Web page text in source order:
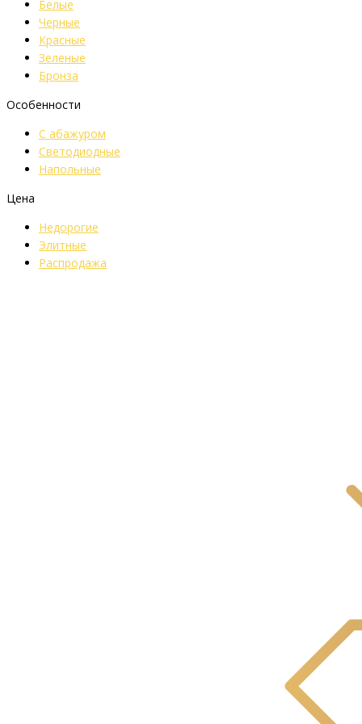
Белые
Черные
Красные
Зеленые
Бронза
Особенности
С абажуром
Светодиодные
Напольные
Цена
Недорогие
Элитные
Распродажа